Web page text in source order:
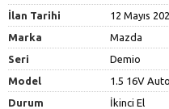
İlan Tarihi
12 Mayıs
Marka
Mazda
Seri
Demio
Model
1.5 16V
Durum
İkinci El